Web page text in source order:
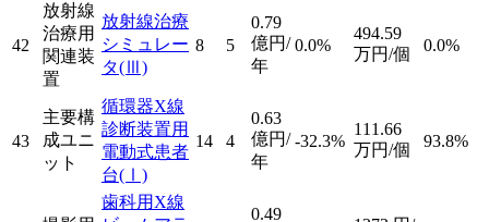
42
放射線
治療用
関連装
置
放射線治療
シミュレー
タ(Ⅲ)
8 5
0.79
億円/
年
0.0%
494.59
万円/個
0.0%
43
主要構
成ユニ
ット
循環器X線
診断装置用
電動式患者
台(Ⅰ)
14 4
0.63
億円/
年
-32.3%
111.66
万円/個
93.8%
歯科用X線
0.49